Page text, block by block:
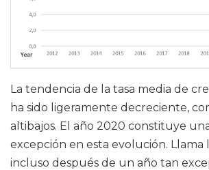
La tendencia de la tasa media de
ha sido ligeramente decreciente,
altibajos. El año 2020 constituye
excepción en esta evolución. Llama
incluso después de un año tan